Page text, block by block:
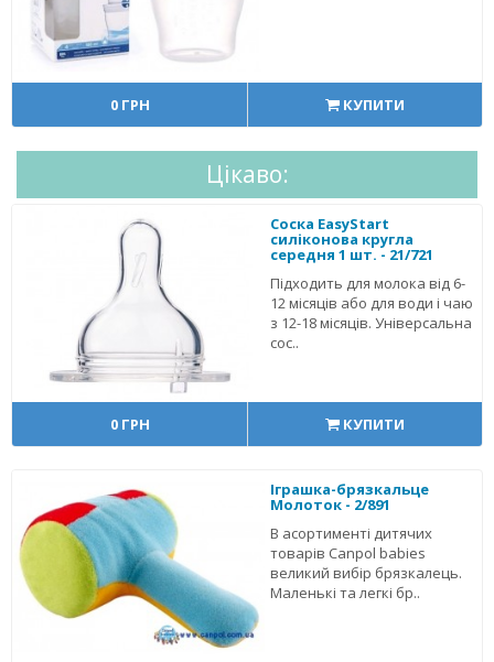
0 ГРН КУПИТИ
Цікаво:
Соска EasyStart
силіконова кругла
середня 1 шт. - 21/721
Підходить для молока від 6-
12 місяців або для води і чаю
з 12-18 місяців. Універсальна
сос..
0 ГРН КУПИТИ
Іграшка-брязкальце
Молоток - 2/891
В асортименті дитячих
товарів Canpol babies
великий вибір брязкалець.
Маленькі та легкі бр..